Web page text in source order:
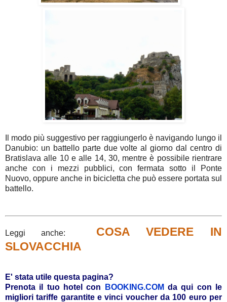
Il modo più suggestivo per raggiungerlo è navigando lungo il
Danubio: un battello parte due volte al giorno dal centro di
Bratislava alle 10 e alle 14, 30, mentre è possibile rientrare
anche con i mezzi pubblici, con fermata sotto il Ponte
Nuovo, oppure anche in bicicletta che può essere portata sul
battello.
Leggi anche: COSA VEDERE IN
SLOVACCHIA
E' stata utile questa pagina?
Prenota il tuo hotel con
BOOKING.COM da qui con le
migliori tariffe garantite e vinci voucher da 100 euro per